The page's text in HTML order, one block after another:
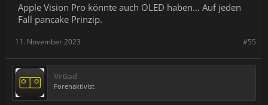
Apple Vision Pro könnte auch OLED haben... Auf jeden
Fall pancake Prinzip.
#55
11. November 2023
VrGad
Forenaktivist